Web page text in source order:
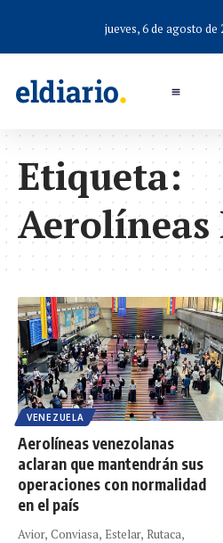
jueves, 6 de agosto de
Etiqueta:
Aerolíneas
VENEZUELA
Aerolíneas venezolanas
aclaran que mantendrán sus
operaciones con normalidad
en el país
Avior, Conviasa, Estelar, Rutaca,